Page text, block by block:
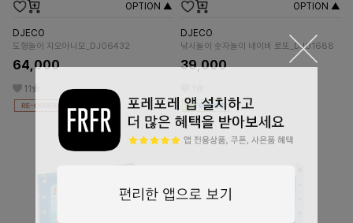
OPTION ▲
DJECO
도형놀이 지오아니모_DJ06432
64,000
11
OPTION ▲
DJECO
낚시놀이 숫자놀이 네이비 로또_DJ01688
39,000